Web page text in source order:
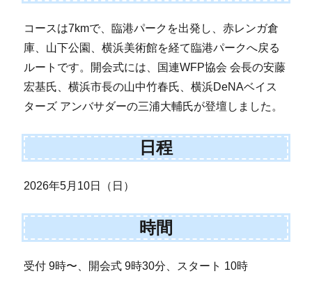
コースは7kmで、臨港パークを出発し、赤レンガ倉
庫、山下公園、横浜美術館を経て臨港パークへ戻る
ルートです。開会式には、国連WFP協会 会長の安藤
宏基氏、横浜市長の山中竹春氏、横浜DeNAベイス
ターズ アンバサダーの三浦大輔氏が登壇しました。
日程
2026年5月10日（日）
時間
受付 9時〜、開会式 9時30分、スタート 10時